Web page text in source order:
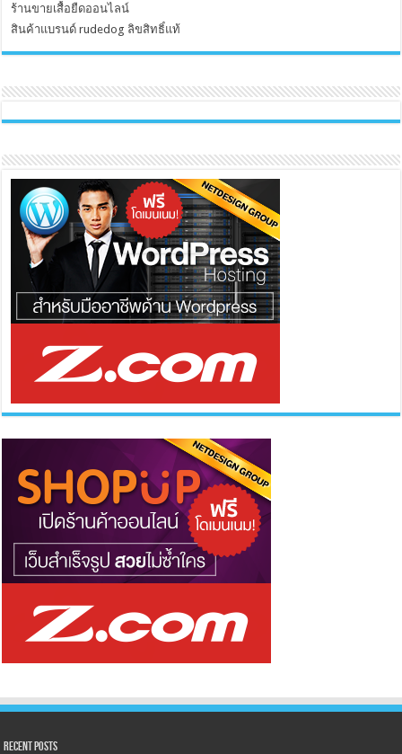
ร้านขายเสื้อยืดออนไลน์
สินค้าแบรนด์ rudedog ลิขสิทธิ์แท้
Recent Posts